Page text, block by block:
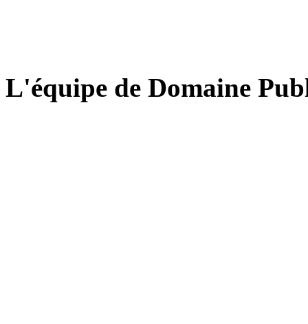
L'équipe de Domaine